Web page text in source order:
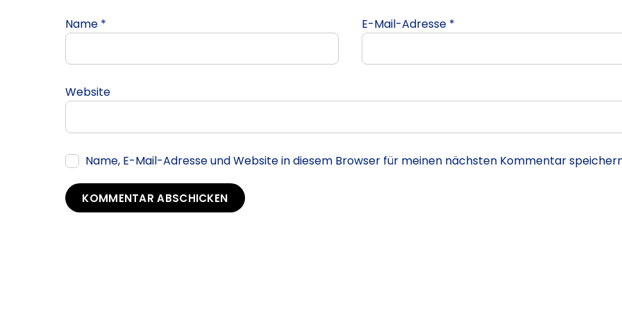
Name * E-Mail-Adresse *
Website
Name, E-Mail-Adresse und Website in diesem Browser für meinen nächsten Kommentar